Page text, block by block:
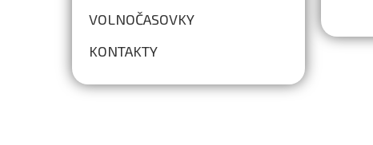
VOLNOČASOVKY
KONTAKTY